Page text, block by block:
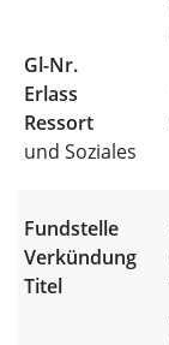
und Soziales